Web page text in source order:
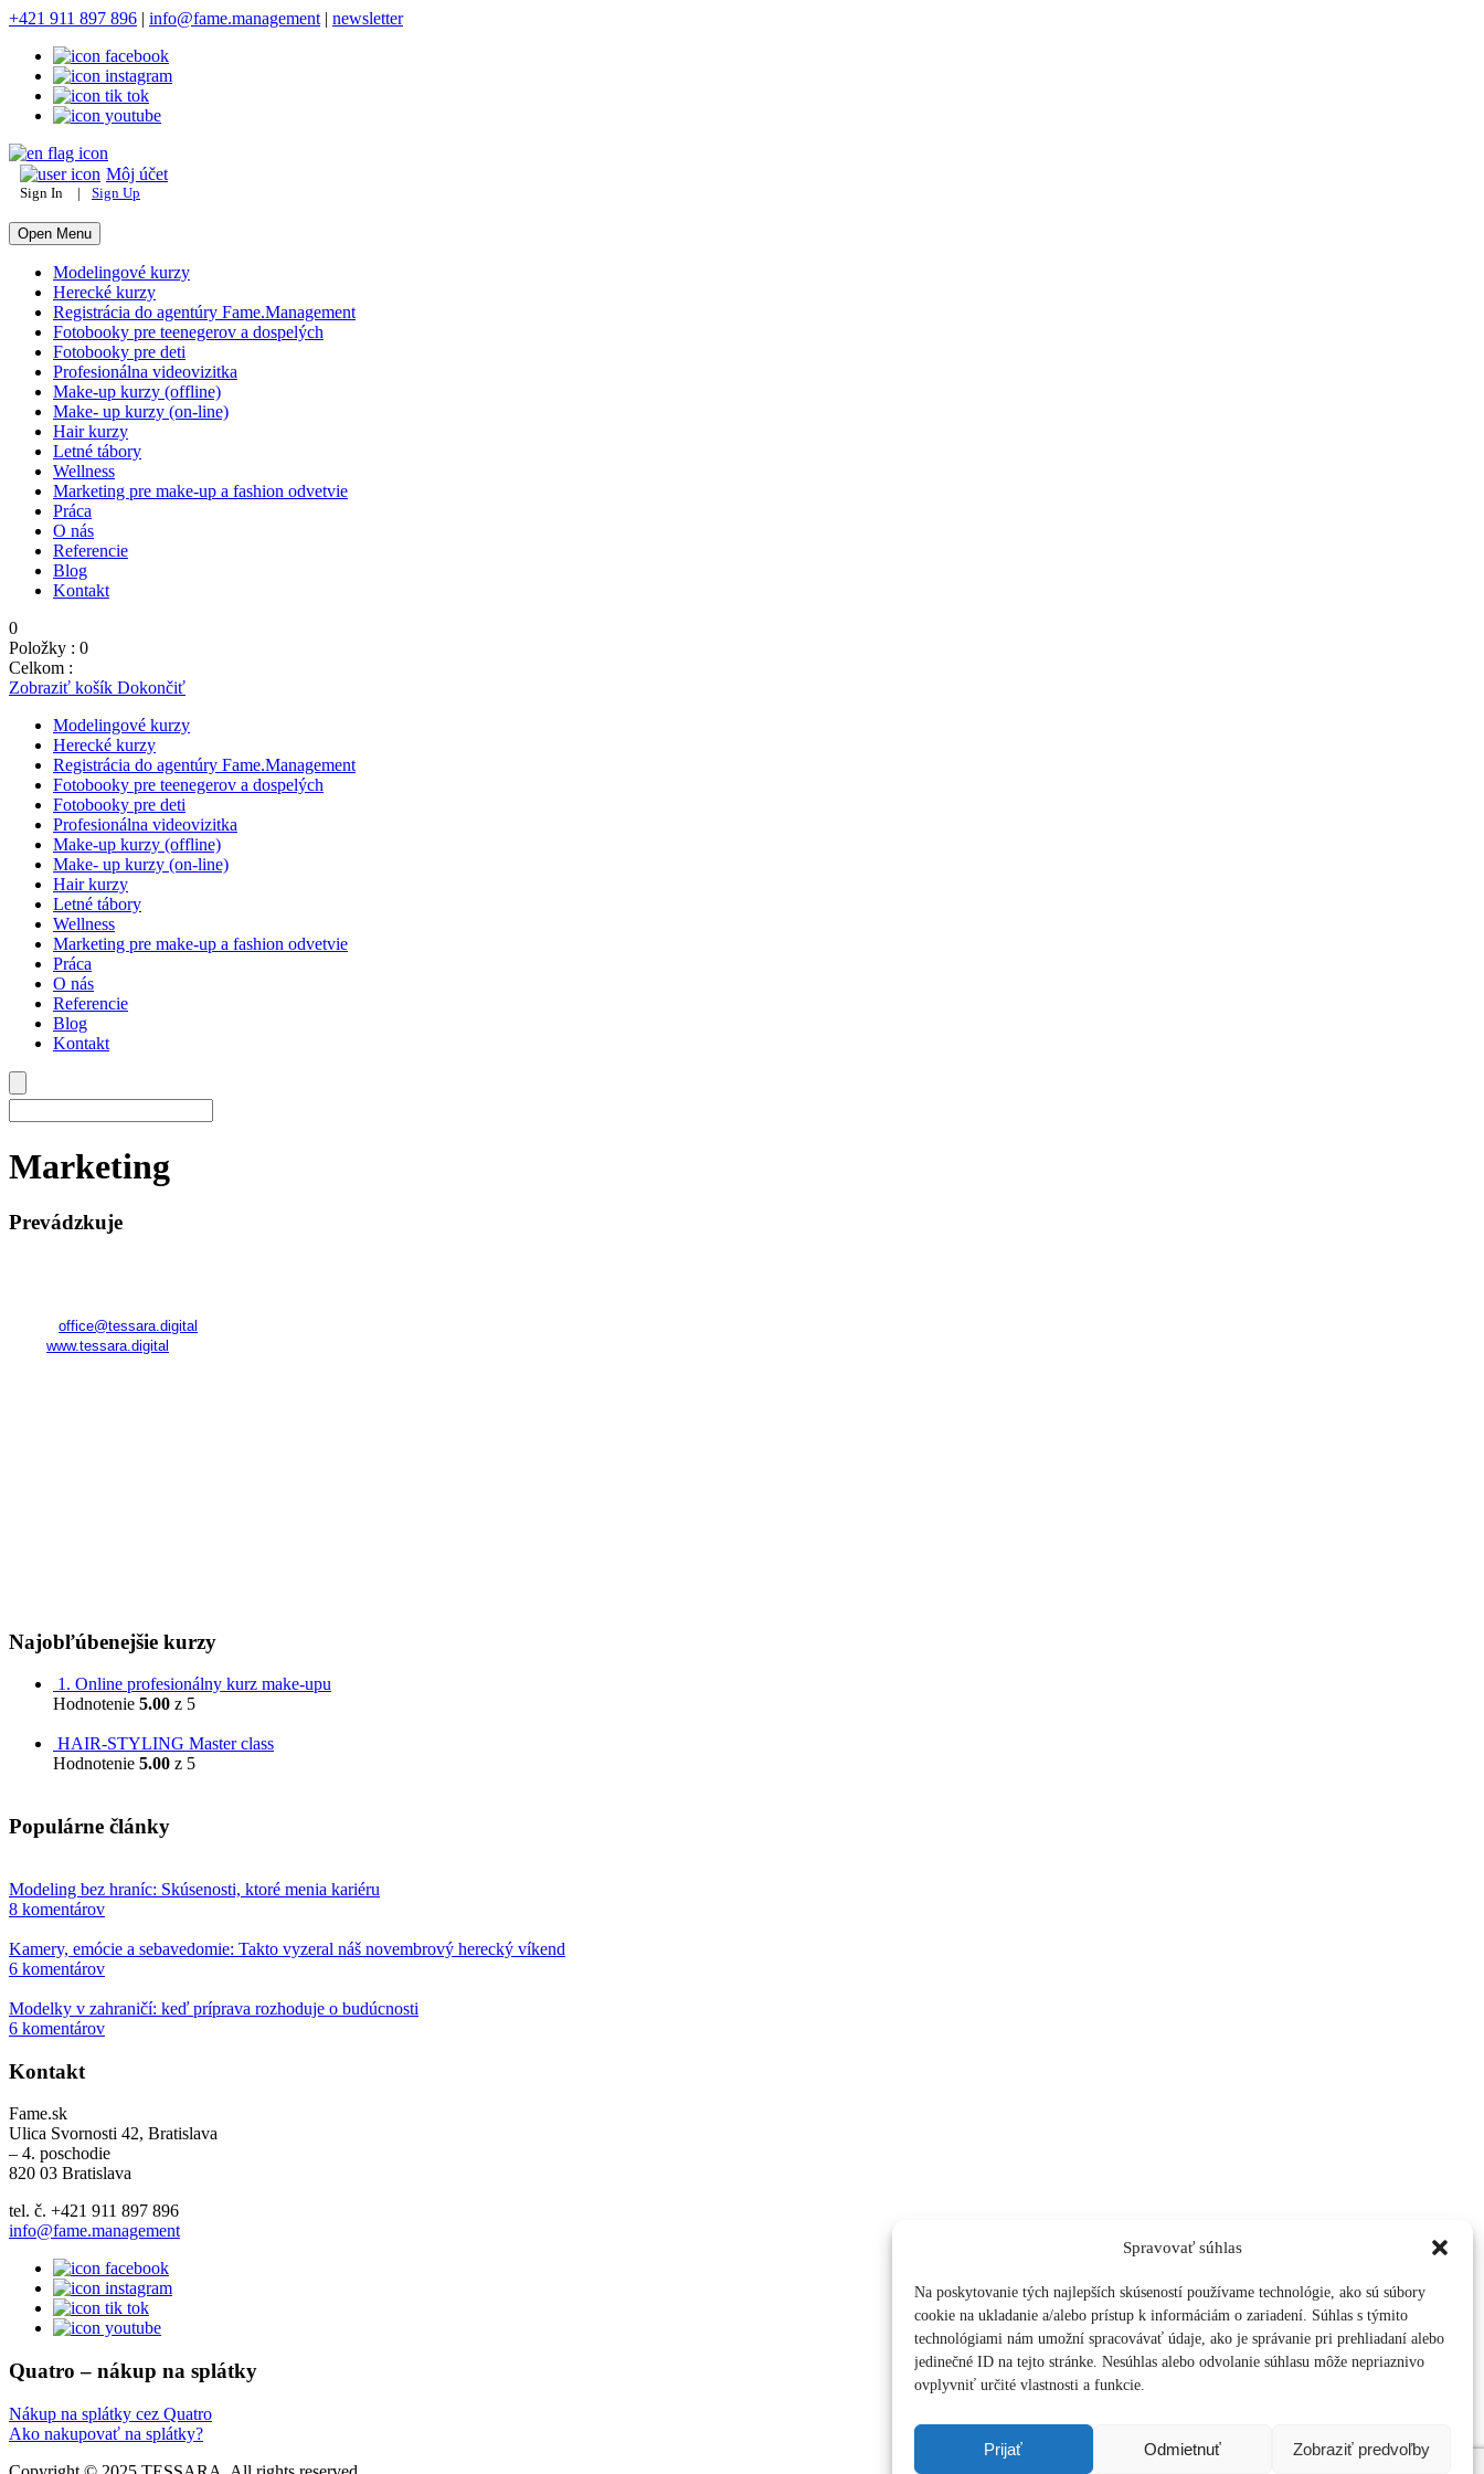
Spravovať súhlas
Na poskytovanie tých najlepších skúseností používame technológie, ako sú súbory
cookie na ukladanie a/alebo prístup k informáciám o zariadení. Súhlas s týmito
technológiami nám umožní spracovávať údaje, ako je správanie pri prehliadaní alebo
jedinečné ID na tejto stránke. Nesúhlas alebo odvolanie súhlasu môže nepriaznivo
ovplyvniť určité vlastnosti a funkcie.
Prijať Odmietnuť Zobraziť predvoľby
+421 911 897 896 | info@fame.management | newsletter
Môj účet
Sign In | Sign Up
Open Menu
Modelingové kurzy
Herecké kurzy
Registrácia do agentúry Fame.Management
Fotobooky pre teenegerov a dospelých
Fotobooky pre deti
Profesionálna videovizitka
Make-up kurzy (offline)
Make- up kurzy (on-line)
Hair kurzy
Letné tábory
Wellness
Marketing pre make-up a fashion odvetvie
Práca
O nás
Referencie
Blog
Kontakt
0
Položky : 0
Celkom :
Zobraziť košík Dokončiť
Modelingové kurzy
Herecké kurzy
Registrácia do agentúry Fame.Management
Fotobooky pre teenegerov a dospelých
Fotobooky pre deti
Profesionálna videovizitka
Make-up kurzy (offline)
Make- up kurzy (on-line)
Hair kurzy
Letné tábory
Wellness
Marketing pre make-up a fashion odvetvie
Práca
O nás
Referencie
Blog
Kontakt
Marketing
Prevádzkuje
office@tessara.digital
www.tessara.digital
Najobľúbenejšie kurzy
1. Online profesionálny kurz make-upu
Hodnotenie 5.00 z 5
HAIR-STYLING Master class
Hodnotenie 5.00 z 5
Populárne články
Modeling bez hraníc: Skúsenosti, ktoré menia kariéru
8 komentárov
Kamery, emócie a sebavedomie: Takto vyzeral náš novembrový herecký víkend
6 komentárov
Modelky v zahraničí: keď príprava rozhoduje o budúcnosti
6 komentárov
Kontakt
Fame.sk
Ulica Svornosti 42, Bratislava
– 4. poschodie
820 03 Bratislava
tel. č. +421 911 897 896
info@fame.management
Quatro – nákup na splátky
Nákup na splátky cez Quatro
Ako nakupovať na splátky?